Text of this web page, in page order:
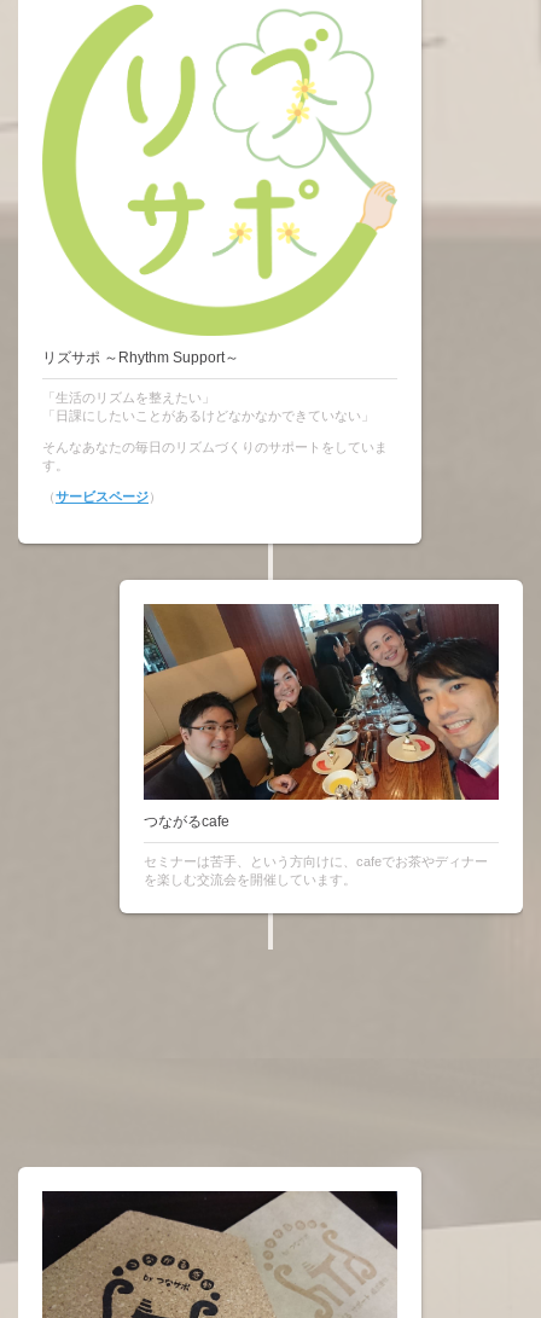
リズサポ ～Rhythm Support～
「生活のリズムを整えたい」
「日課にしたいことがあるけどなかなかできていない」
そんなあなたの毎日のリズムづくりのサポートをしていま
す。
（サービスページ）
つながるcafe
セミナーは苦手、という方向けに、cafeでお茶やディナー
を楽しむ交流会を開催しています。